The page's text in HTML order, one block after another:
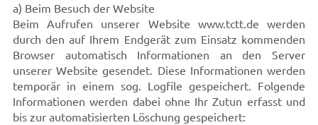
a) Beim Besuch der Website
Beim Aufrufen unserer Website www.tctt.de werden
durch den auf Ihrem Endgerät zum Einsatz kommenden
Browser automatisch Informationen an den Server
unserer Website gesendet. Diese Informationen werden
temporär in einem sog. Logfile gespeichert. Folgende
Informationen werden dabei ohne Ihr Zutun erfasst und
bis zur automatisierten Löschung gespeichert: